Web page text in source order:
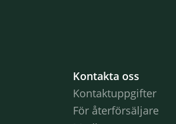
Kontakta oss
Kontaktuppgifter
För återförsäljare